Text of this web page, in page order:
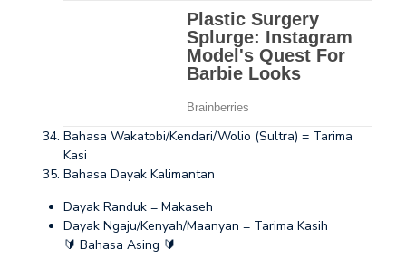
Bahasa Wakatobi/Kendari/Wolio (Sultra) = Tarima
Kasi
Bahasa Dayak Kalimantan
Dayak Randuk = Makaseh
Dayak Ngaju/Kenyah/Maanyan = Tarima Kasih
🔰 Bahasa Asing 🔰